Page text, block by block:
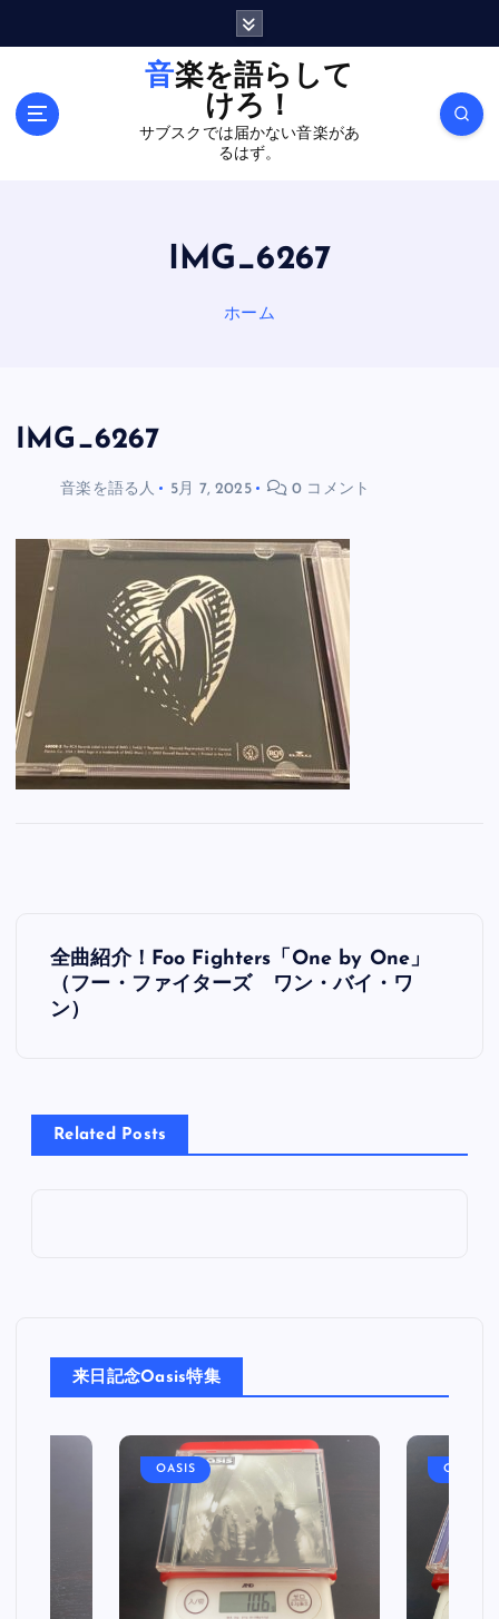
音楽を語らして
けろ！
サブスクでは届かない音楽があ
るはず。
IMG_6267
ホーム
IMG_6267
音楽を語る人 5月 7, 2025 0 コメント
投
稿
ビ
ゲ
全曲紹介！Foo Fighters「One by One」
（フー・ファイターズ ワン・バイ・ワ
ン）
Related Posts
来日記念Oasis特集
OASIS OASIS